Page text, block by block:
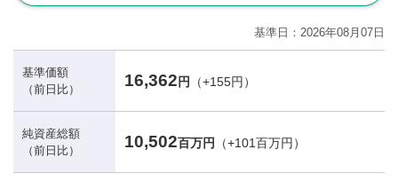
基準日 2026年08月07日
基準価額
（前日比）
16,362 円 （+155円）
純資産総額
（前日比）
10,502百万円 （+101百万円）